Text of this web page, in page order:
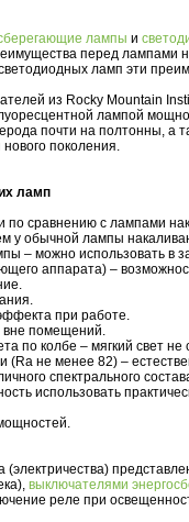
лампы и
перед лампами
ламп эти
из Rocky Mountain
лампой
почти на полтонны, а
поколения.
ламп
по сравнению с лампами
у обычной лампы
– можно использовать в
аппарата) –
при работе.
вне помещений.
по колбе – мягкий свет не
(Ra не менее 82) –
спектрального
использовать
(электричества)
выключателями
реле при